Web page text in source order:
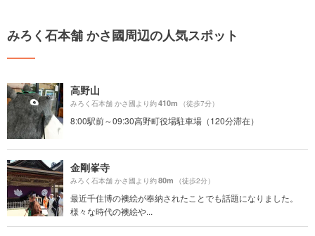
みろく石本舗 かさ國周辺の人気スポット
高野山
みろく石本舗 かさ國より約410m （徒歩7分）
8:00駅前～09:30高野町役場駐車場（120分滞在）
金剛峯寺
みろく石本舗 かさ國より約80m （徒歩2分）
最近千住博の襖絵が奉納されたことでも話題になりました。
様々な時代の襖絵や...